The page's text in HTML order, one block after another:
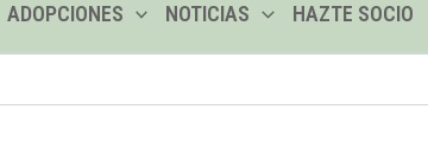
ADOPCIONES NOTICIAS HAZTE SOCIO